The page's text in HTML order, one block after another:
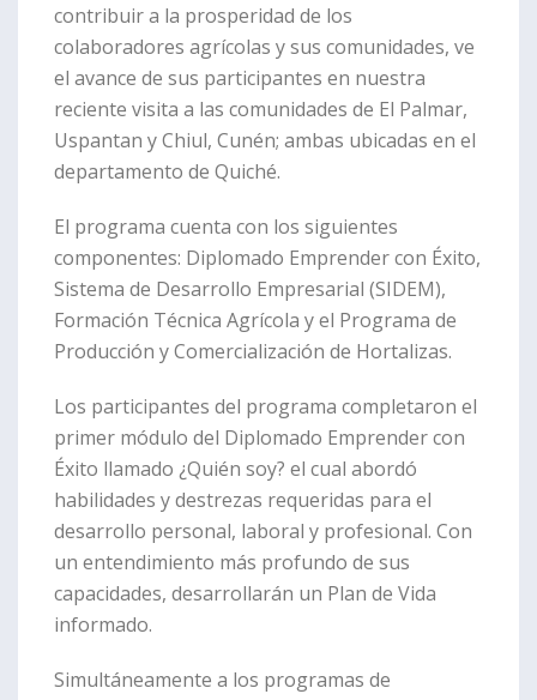
contribuir a la prosperidad de los
colaboradores agrícolas y sus comunidades, ve
el avance de sus participantes en nuestra
reciente visita a las comunidades de El Palmar,
Uspantan y Chiul, Cunén; ambas ubicadas en el
departamento de Quiché.
El programa cuenta con los siguientes
componentes: Diplomado Emprender con Éxito,
Sistema de Desarrollo Empresarial (SIDEM),
Formación Técnica Agrícola y el Programa de
Producción y Comercialización de Hortalizas.
Los participantes del programa completaron el
primer módulo del Diplomado Emprender con
Éxito llamado ¿Quién soy? el cual abordó
habilidades y destrezas requeridas para el
desarrollo personal, laboral y profesional. Con
un entendimiento más profundo de sus
capacidades, desarrollarán un Plan de Vida
informado.
Simultáneamente a los programas de